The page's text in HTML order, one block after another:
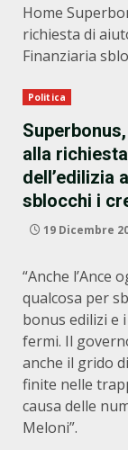
Home
richiesta di
Finanziaria
Politica
alla
dell’edilizia
sblocchi i
19 Dicembre
“Anche l’Ance
qualcosa per
bonus edilizi e
fermi. Il
anche il grido
finite nelle
causa delle
Meloni”.